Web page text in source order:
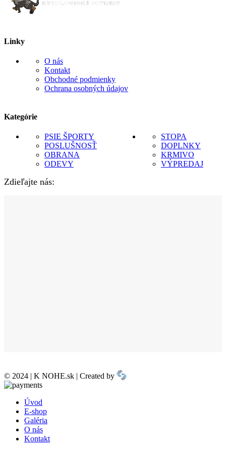
Linky
O nás
Kontakt
Obchodné podmienky
Ochrana osobných údajov
Kategórie
PSIE ŠPORTY
POSLUŠNOSŤ
OBRANA
ODEVY
STOPA
DOPLNKY
KRMIVO
VÝPREDAJ
Zdieľajte nás:
© 2024 | K NOHE.sk | Created by
Úvod
E-shop
Galéria
O nás
Kontakt